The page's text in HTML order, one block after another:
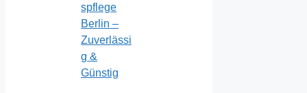
spflege
Berlin –
Zuverlässi
g &
Günstig